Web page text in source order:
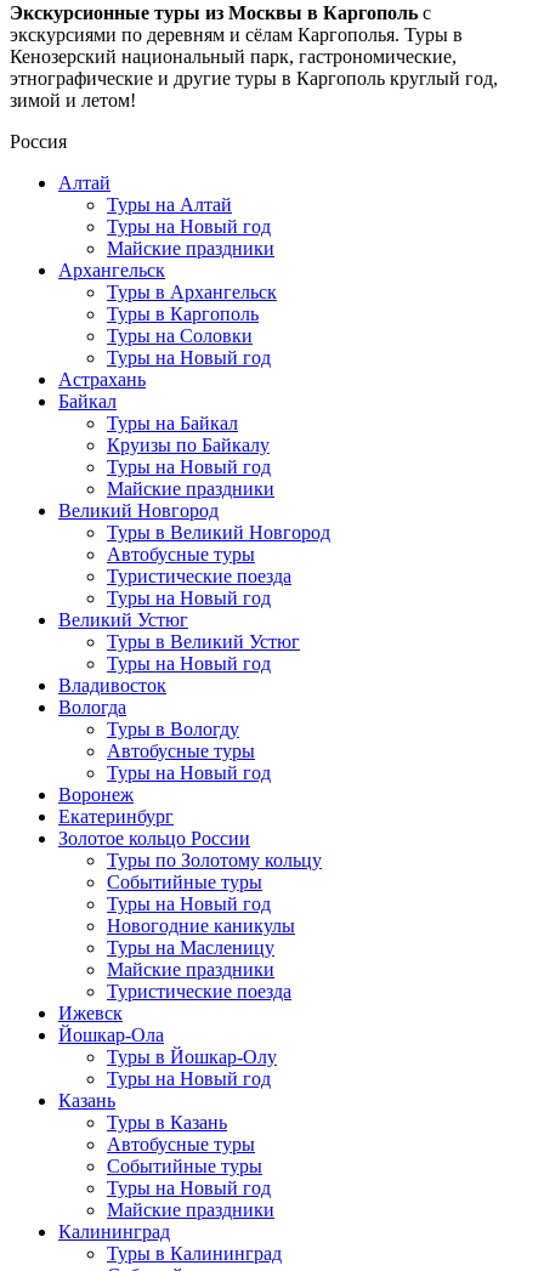
Экскурсионные туры из Москвы в Каргополь с
экскурсиями по деревням и сёлам Каргополья. Туры в
Кенозерский национальный парк, гастрономические,
этнографические и другие туры в Каргополь круглый год,
зимой и летом!
Россия
Алтай
Туры на Алтай
Туры на Новый год
Майские праздники
Архангельск
Туры в Архангельск
Туры в Каргополь
Туры на Соловки
Туры на Новый год
Астрахань
Байкал
Туры на Байкал
Круизы по Байкалу
Туры на Новый год
Майские праздники
Великий Новгород
Туры в Великий Новгород
Автобусные туры
Туристические поезда
Туры на Новый год
Великий Устюг
Туры в Великий Устюг
Туры на Новый год
Владивосток
Вологда
Туры в Вологду
Автобусные туры
Туры на Новый год
Воронеж
Екатеринбург
Золотое кольцо России
Туры по Золотому кольцу
Событийные туры
Туры на Новый год
Новогодние каникулы
Туры на Масленицу
Майские праздники
Туристические поезда
Ижевск
Йошкар-Ола
Туры в Йошкар-Олу
Туры на Новый год
Казань
Туры в Казань
Автобусные туры
Событийные туры
Туры на Новый год
Майские праздники
Калининград
Туры в Калининград